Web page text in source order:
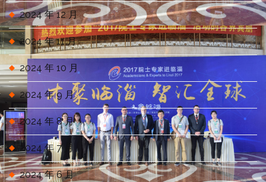
2024 年 12 月
2024 年 11 月
2024 年 10 月
2024 年 9 月
2024 年 8 月
2024 年 7 月
2024 年 6 月